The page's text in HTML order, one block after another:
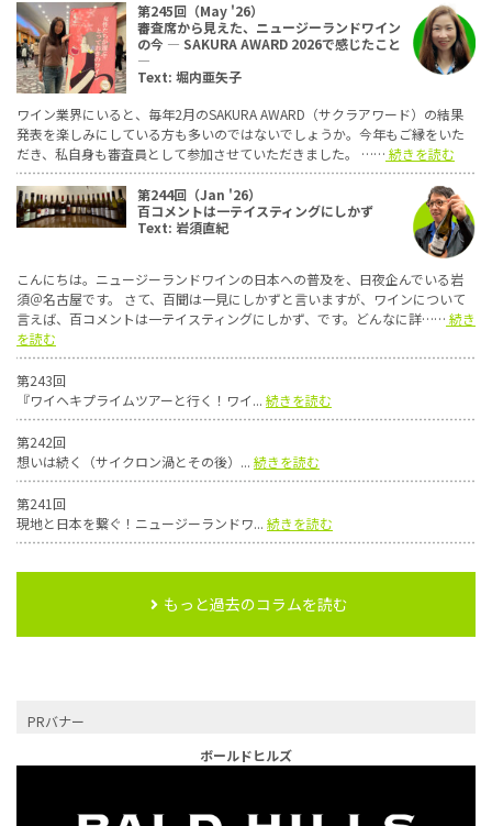
第245回（May '26）
審査席から見えた、ニュージーランドワイン
の今 ― SAKURA AWARD 2026で感じたこと
―
Text: 堀内亜矢子
ワイン業界にいると、毎年2月のSAKURA AWARD（サクラアワード）の結果
発表を楽しみにしている方も多いのではないでしょうか。今年もご縁をいた
だき、私自身も審査員として参加させていただきました。 …… 続きを読む
第244回（Jan '26）
百コメントは一テイスティングにしかず
Text: 岩須直紀
こんにちは。ニュージーランドワインの日本への普及を、日夜企んでいる岩
須＠名古屋です。 さて、百聞は一見にしかずと言いますが、ワインについて
言えば、百コメントは一テイスティングにしかず、です。どんなに詳…… 続き
を読む
第243回
『ワイヘキプライムツアーと行く！ワイ... 続きを読む
第242回
想いは続く（サイクロン渦とその後）... 続きを読む
第241回
現地と日本を繋ぐ！ニュージーランドワ... 続きを読む
もっと過去のコラムを読む
PRバナー
ボールドヒルズ